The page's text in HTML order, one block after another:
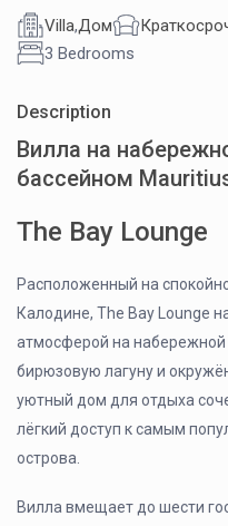
Villa,Дом
3 Bedrooms
Description
Вилла на
бассейном
The Bay Lounge
Расположенный на
Калодине, The Bay Lounge
атмосферой на
бирюзовую лагуну и
уютный дом для отдыха
лёгкий доступ к самым
острова.
Вилла вмещает до шести